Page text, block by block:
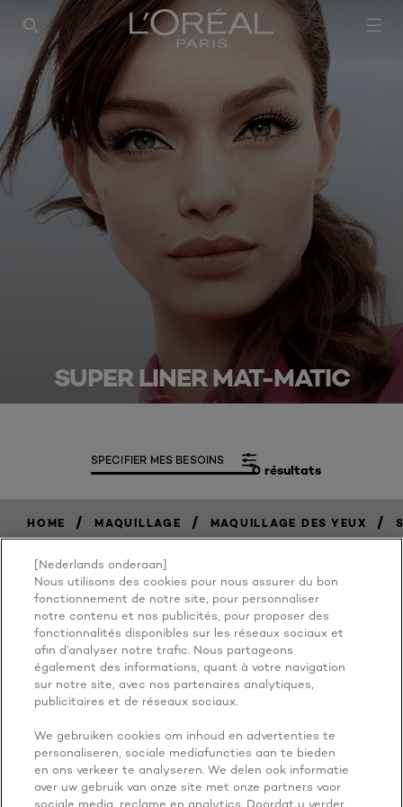
SUPER LINER MAT-MATIC
0 résultats
SPECIFIER MES BESOINS
HOME / MAQUILLAGE / MAQUILLAGE DES YEUX /
BECAUSE
YOU'RE
WORTH IT
[Nederlands onderaan]
Nous utilisons des cookies pour nous assurer du bon
fonctionnement de notre site, pour personnaliser
notre contenu et nos publicités, pour proposer des
fonctionnalités disponibles sur les réseaux sociaux et
afin d’analyser notre trafic. Nous partageons
également des informations, quant à votre navigation
sur notre site, avec nos partenaires analytiques,
publicitaires et de réseaux sociaux.
We gebruiken cookies om inhoud en advertenties te
personaliseren, sociale mediafuncties aan te bieden
en ons verkeer te analyseren. We delen ook informatie
over uw gebruik van onze site met onze partners voor
sociale media, reclame en analytics. Doordat u verder